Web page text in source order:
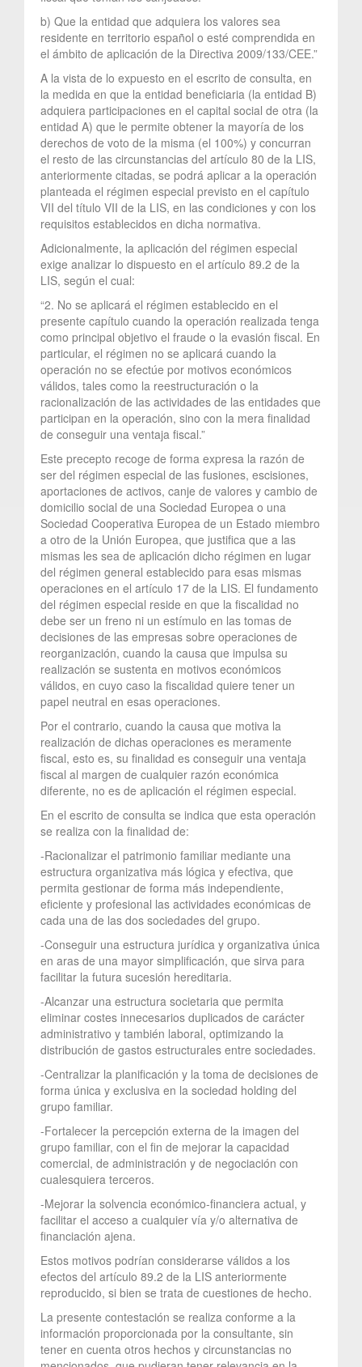
b) Que la entidad que adquiera los valores sea
residente en territorio español o esté comprendida en
el ámbito de aplicación de la Directiva 2009/133/CEE.”
A la vista de lo expuesto en el escrito de consulta, en
la medida en que la entidad beneficiaria (la entidad B)
adquiera participaciones en el capital social de otra (la
entidad A) que le permite obtener la mayoría de los
derechos de voto de la misma (el 100%) y concurran
el resto de las circunstancias del artículo 80 de la LIS,
anteriormente citadas, se podrá aplicar a la operación
planteada el régimen especial previsto en el capítulo
VII del título VII de la LIS, en las condiciones y con los
requisitos establecidos en dicha normativa.
Adicionalmente, la aplicación del régimen especial
exige analizar lo dispuesto en el artículo 89.2 de la
LIS, según el cual:
“2. No se aplicará el régimen establecido en el
presente capítulo cuando la operación realizada tenga
como principal objetivo el fraude o la evasión fiscal. En
particular, el régimen no se aplicará cuando la
operación no se efectúe por motivos económicos
válidos, tales como la reestructuración o la
racionalización de las actividades de las entidades que
participan en la operación, sino con la mera finalidad
de conseguir una ventaja fiscal.”
Este precepto recoge de forma expresa la razón de
ser del régimen especial de las fusiones, escisiones,
aportaciones de activos, canje de valores y cambio de
domicilio social de una Sociedad Europea o una
Sociedad Cooperativa Europea de un Estado miembro
a otro de la Unión Europea, que justifica que a las
mismas les sea de aplicación dicho régimen en lugar
del régimen general establecido para esas mismas
operaciones en el artículo 17 de la LIS. El fundamento
del régimen especial reside en que la fiscalidad no
debe ser un freno ni un estímulo en las tomas de
decisiones de las empresas sobre operaciones de
reorganización, cuando la causa que impulsa su
realización se sustenta en motivos económicos
válidos, en cuyo caso la fiscalidad quiere tener un
papel neutral en esas operaciones.
Por el contrario, cuando la causa que motiva la
realización de dichas operaciones es meramente
fiscal, esto es, su finalidad es conseguir una ventaja
fiscal al margen de cualquier razón económica
diferente, no es de aplicación el régimen especial.
En el escrito de consulta se indica que esta operación
se realiza con la finalidad de:
-Racionalizar el patrimonio familiar mediante una
estructura organizativa más lógica y efectiva, que
permita gestionar de forma más independiente,
eficiente y profesional las actividades económicas de
cada una de las dos sociedades del grupo.
-Conseguir una estructura jurídica y organizativa única
en aras de una mayor simplificación, que sirva para
facilitar la futura sucesión hereditaria.
-Alcanzar una estructura societaria que permita
eliminar costes innecesarios duplicados de carácter
administrativo y también laboral, optimizando la
distribución de gastos estructurales entre sociedades.
-Centralizar la planificación y la toma de decisiones de
forma única y exclusiva en la sociedad holding del
grupo familiar.
-Fortalecer la percepción externa de la imagen del
grupo familiar, con el fin de mejorar la capacidad
comercial, de administración y de negociación con
cualesquiera terceros.
-Mejorar la solvencia económico-financiera actual, y
facilitar el acceso a cualquier vía y/o alternativa de
financiación ajena.
Estos motivos podrían considerarse válidos a los
efectos del artículo 89.2 de la LIS anteriormente
reproducido, si bien se trata de cuestiones de hecho.
La presente contestación se realiza conforme a la
información proporcionada por la consultante, sin
tener en cuenta otros hechos y circunstancias no